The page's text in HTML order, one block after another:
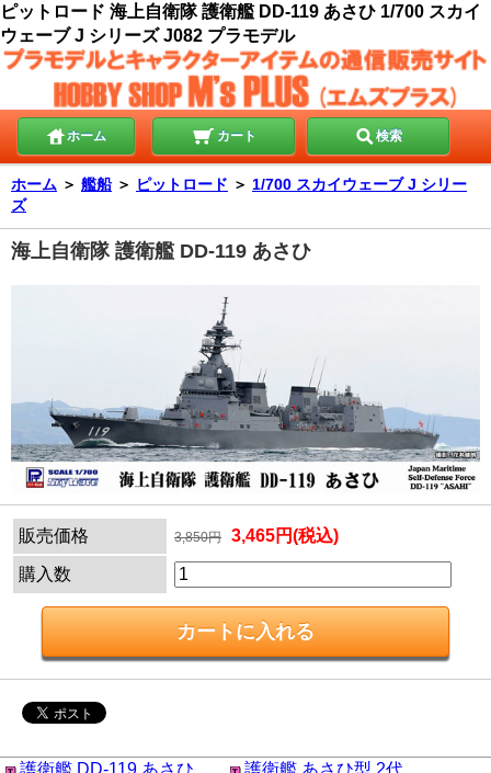
ピットロード 海上自衛隊 護衛艦 DD-119 あさひ 1/700 スカイ
ウェーブ J シリーズ J082 プラモデル
ホーム カート 検索
ホーム ＞ 艦船＞ ピットロード ＞ 1/700 スカイウェーブ J シリー
ズ
海上自衛隊 護衛艦 DD-119 あさひ
販売価格 3,850円 3,465円(税込)
購入数
護衛艦 DD-119 あさひ
護衛艦 あさひ型 2代